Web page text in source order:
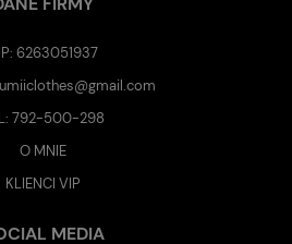
6263051937
792-500-298
O MNIE
KLIENCI VIP
MEDIA